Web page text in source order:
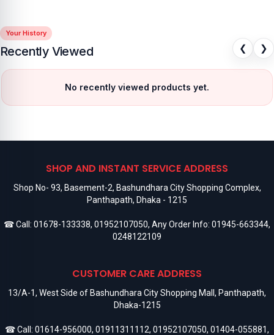
Your History
Recently Viewed ❮ ❯
No recently viewed products yet.
SHOP AND INSTANT SERVICE ADDRESS
Shop No- 93, Basement-2, Bashundhara City Shopping Complex,
Panthapath, Dhaka - 1215
☎ Call: 01678-133338, 01952107050, Any Order Info: 01945-663344,
0248122109
CUSTOMER CARE ADDRESS
13/A-1, West Side of Bashundhara City Shopping Mall, Panthapath,
Dhaka-1215
☎ Call: 01614-956000, 01911311112, 01952107050, 01404-055881,